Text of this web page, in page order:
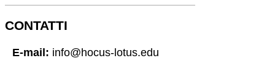
CONTATTI
E-mail: info@hocus-lotus.edu